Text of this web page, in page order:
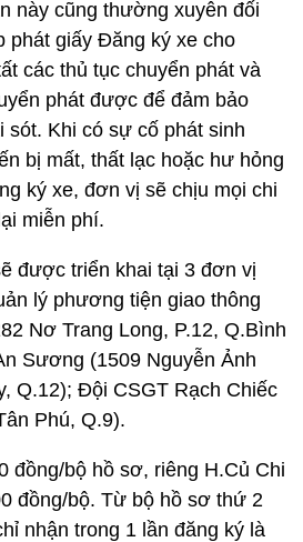
này cũng thường xuyên đối
phát giấy Đăng ký xe cho
các thủ tục chuyển phát và
phát được để đảm bảo
sót. Khi có sự cố phát sinh
bị mất, thất lạc hoặc hư hỏng
ký xe, đơn vị sẽ chịu mọi chi
miễn phí.
được triển khai tại 3 đơn vị
lý phương tiện giao thông
Nơ Trang Long, P.12, Q.Bình
Sương (1509 Nguyễn Ảnh
Q.12); Đội CSGT Rạch Chiếc
Phú, Q.9).
đồng/bộ hồ sơ, riêng H.Củ Chi
đồng/bộ. Từ bộ hồ sơ thứ 2
nhận trong 1 lần đăng ký là